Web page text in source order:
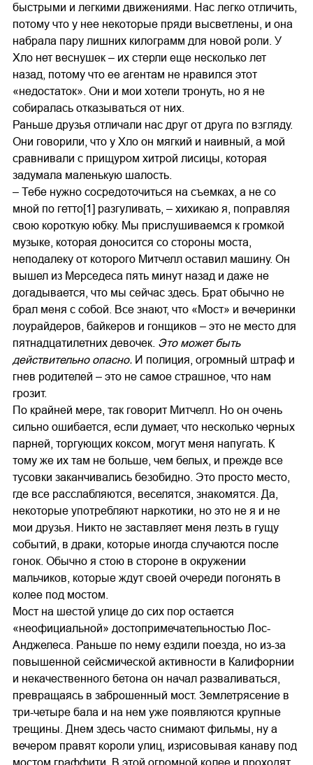
быстрыми и легкими движениями. Нас легко отличить,
потому что у нее некоторые пряди высветлены, и она
набрала пару лишних килограмм для новой роли. У
Хло нет веснушек – их стерли еще несколько лет
назад, потому что ее агентам не нравился этот
«недостаток». Они и мои хотели тронуть, но я не
собиралась отказываться от них.
Раньше друзья отличали нас друг от друга по взгляду.
Они говорили, что у Хло он мягкий и наивный, а мой
сравнивали с прищуром хитрой лисицы, которая
задумала маленькую шалость.
– Тебе нужно сосредоточиться на съемках, а не со
мной по гетто[1] разгуливать, – хихикаю я, поправляя
свою короткую юбку. Мы прислушиваемся к громкой
музыке, которая доносится со стороны моста,
неподалеку от которого Митчелл оставил машину. Он
вышел из Мерседеса пять минут назад и даже не
догадывается, что мы сейчас здесь. Брат обычно не
брал меня с собой. Все знают, что «Мост» и вечеринки
лоурайдеров, байкеров и гонщиков – это не место для
пятнадцатилетних девочек. Это может быть
действительно опасно. И полиция, огромный штраф и
гнев родителей – это не самое страшное, что нам
грозит.
По крайней мере, так говорит Митчелл. Но он очень
сильно ошибается, если думает, что несколько черных
парней, торгующих коксом, могут меня напугать. К
тому же их там не больше, чем белых, и прежде все
тусовки заканчивались безобидно. Это просто место,
где все расслабляются, веселятся, знакомятся. Да,
некоторые употребляют наркотики, но это не я и не
мои друзья. Никто не заставляет меня лезть в гущу
событий, в драки, которые иногда случаются после
гонок. Обычно я стою в стороне в окружении
мальчиков, которые ждут своей очереди погонять в
колее под мостом.
Мост на шестой улице до сих пор остается
«неофициальной» достопримечательностью Лос-
Анджелеса. Раньше по нему ездили поезда, но из-за
повышенной сейсмической активности в Калифорнии
и некачественного бетона он начал разваливаться,
превращаясь в заброшенный мост. Землетрясение в
три-четыре бала и на нем уже появляются крупные
трещины. Днем здесь часто снимают фильмы, ну а
вечером правят короли улиц, изрисовывая канаву под
мостом граффити. В этой огромной колее и проходят